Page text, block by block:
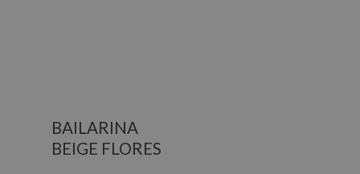
BAILARINA
BEIGE FLORES